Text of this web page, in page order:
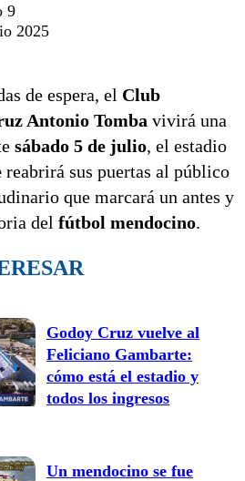
9
2025
de espera, el Club
Antonio Tomba vivirá una
sábado 5 de julio, el estadio
reabrirá sus puertas al público
que marcará un antes y
del fútbol mendocino.
Godoy Cruz vuelve al
Feliciano Gambarte:
cómo está el estadio y
todos los ingresos
Un mendocino se fue